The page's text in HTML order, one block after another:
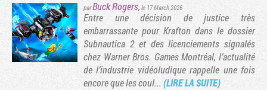
parBuck Rogers, le 17 March 2026
Entre une décision de justice très
embarrassante pour Krafton dans le dossier
Subnautica 2 et des licenciements signalés
chez Warner Bros. Games Montréal, l’actualité
de l’industrie vidéoludique rappelle une fois
encore que les coul... (LIRE LA SUITE)